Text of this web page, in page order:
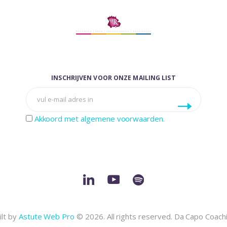
INSCHRIJVEN VOOR ONZE MAILING LIST
Akkoord met algemene voorwaarden.
by Astute Web Pro © 2026. All rights reserved. Da Capo